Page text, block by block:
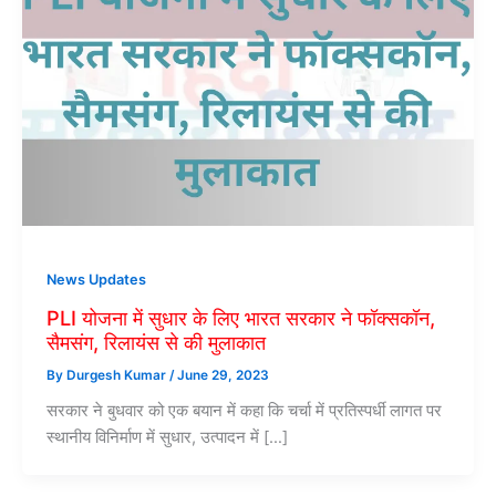
News Updates
PLI योजना में सुधार के लिए भारत सरकार ने फॉक्सकॉन,
सैमसंग, रिलायंस से की मुलाकात
By Durgesh Kumar /June 29, 2023
सरकार ने बुधवार को एक बयान में कहा कि चर्चा में प्रतिस्पर्धी लागत पर
स्थानीय विनिर्माण में सुधार, उत्पादन में […]